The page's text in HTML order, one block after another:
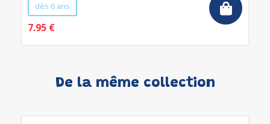
dès 6 ans
7.95 €
De la même collection